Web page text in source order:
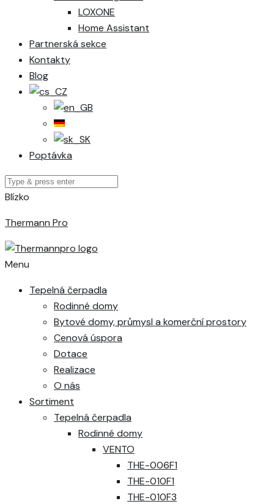
LOXONE
Home Assistant
Partnerská sekce
Kontakty
Blog
Poptávka
Blízko
Thermann Pro
Menu
Tepelná čerpadla
Rodinné domy
Bytové domy, průmysl a komerční prostory
Cenová úspora
Dotace
Realizace
O nás
Sortiment
Tepelná čerpadla
Rodinné domy
VENTO
THE-006F1
THE-010F1
THE-010F3